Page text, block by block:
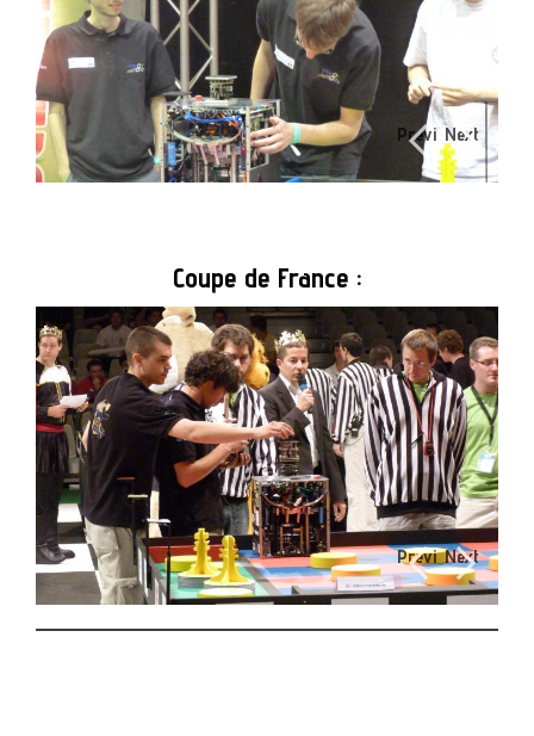
Previ
ous
Next
Coupe de France :
Previ
ous
Next